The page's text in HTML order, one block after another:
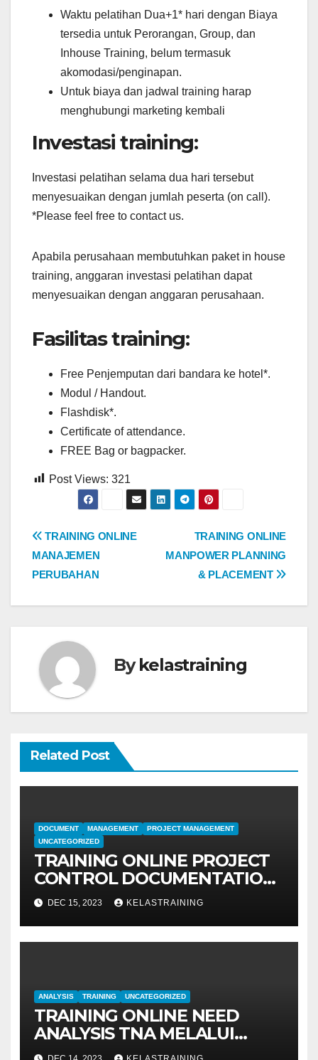
Waktu pelatihan Dua+1* hari dengan Biaya
tersedia untuk Perorangan, Group, dan
Inhouse Training, belum termasuk
akomodasi/penginapan.
Untuk biaya dan jadwal training harap
menghubungi marketing kembali
Investasi training:
Investasi pelatihan selama dua hari tersebut
menyesuaikan dengan jumlah peserta (on call).
*Please feel free to contact us.
Apabila perusahaan membutuhkan paket in house
training, anggaran investasi pelatihan dapat
menyesuaikan dengan anggaran perusahaan.
Fasilitas training:
Free Penjemputan dari bandara ke hotel*.
Modul / Handout.
Flashdisk*.
Certificate of attendance.
FREE Bag or bagpacker.
Post Views: 321
Post
navigation
TRAINING ONLINE
MANPOWER PLANNING
& PLACEMENT
TRAINING ONLINE
MANAJEMEN
PERUBAHAN
Bykelastraining
Related Post
DOCUMENT MANAGEMENT
PROJECT MANAGEMENT
UNCATEGORIZED
TRAINING ONLINE PROJECT
CONTROL DOCUMENTATION
MANAGEMENT
DEC 15, 2023 KELASTRAINING
ANALYSIS TRAINING UNCATEGORIZED
TRAINING ONLINE NEED
ANALYSIS TNA MELALUI
METODE IDENTIFIKASI DAN